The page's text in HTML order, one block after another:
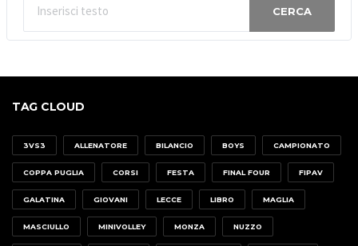
CERCA
TAG CLOUD
3VS3 ALLENATORE BILANCIO BOYS CAMPIONATO
COPPA PUGLIA CORSI FESTA FINAL FOUR FIPAV
GALATINA GIOVANI LECCE LIBRO MAGLIA
MASCIULLO MINIVOLLEY MONZA NUZZO